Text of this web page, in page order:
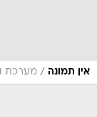
אין תמונה / מערכת